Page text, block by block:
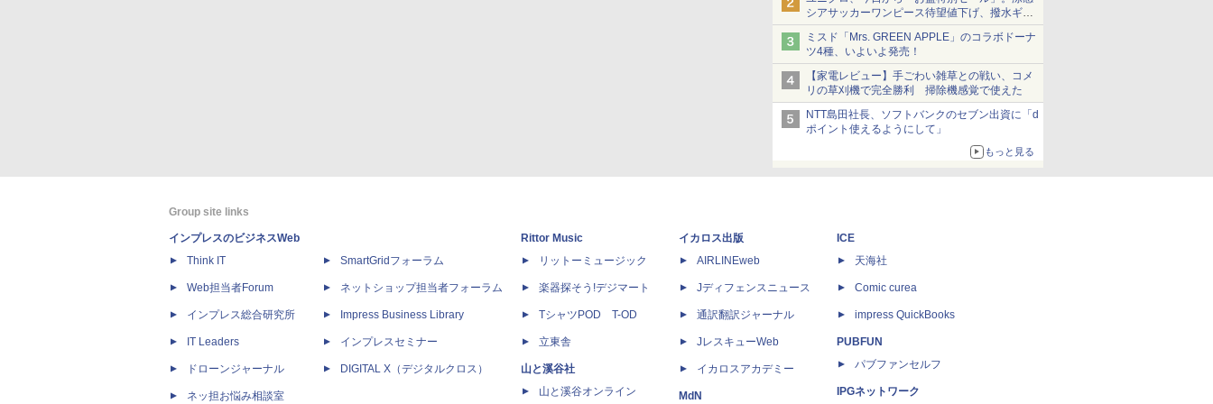
シアサッカーワンピース待望値下げ、撥水ギア
ショーツは1990円に
ミスド「Mrs. GREEN APPLE」のコラボドーナ
ツ4種、いよいよ発売！
【家電レビュー】手ごわい雑草との戦い、コメ
リの草刈機で完全勝利 掃除機感覚で使えた
NTT島田社長、ソフトバンクのセブン出資に「d
ポイント使えるようにして」
もっと見る
Group site links
インプレスのビジネスWeb
Think IT
Web担当者Forum
インプレス総合研究所
IT Leaders
ドローンジャーナル
ネッ担お悩み相談室
SmartGridフォーラム
ネットショップ担当者フォーラム
Impress Business Library
インプレスセミナー
DIGITAL X（デジタルクロス）
Rittor Music
リットーミュージック
楽器探そう!デジマート
TシャツPOD T-OD
立東舎
山と溪谷社
山と溪谷オンライン
イカロス出版
AIRLINEweb
Jディフェンスニュース
通訳翻訳ジャーナル
JレスキューWeb
イカロスアカデミー
MdN
ICE
天海社
Comic curea
impress QuickBooks
PUBFUN
パブファンセルフ
IPGネットワーク